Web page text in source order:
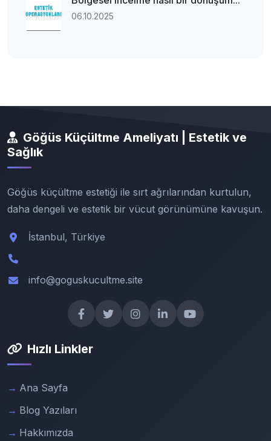
06.10.2025
Göğüs Küçültme Ameliyatı | Estetik ve
Sağlık
Göğüs küçültme estetiği ile sırt ağrılarından kurtulun,
daha dengeli ve estetik bir vücut görünümüne kavuşun.
İstanbul, Türkiye
info@goguskucultme.site
Hızlı Linkler
Ana Sayfa
Blog Yazıları
Hakkımızda